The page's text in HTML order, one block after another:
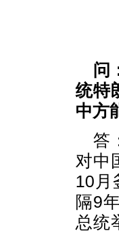
问
统特
中方
答
对中
10月
隔9
总统